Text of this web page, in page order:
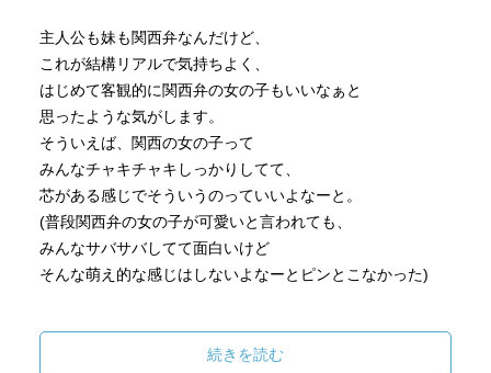
主人公も妹も関西弁なんだけど、
これが結構リアルで気持ちよく、
はじめて客観的に関西弁の女の子もいいなぁと
思ったような気がします。
そういえば、関西の女の子って
みんなチャキチャキしっかりしてて、
芯がある感じでそういうのっていいよなーと。
(普段関西弁の女の子が可愛いと言われても、
みんなサバサバしてて面白いけど
そんな萌え的な感じはしないよなーとピンとこなかった)
みたいな部分も共感できるし、
続きを読む